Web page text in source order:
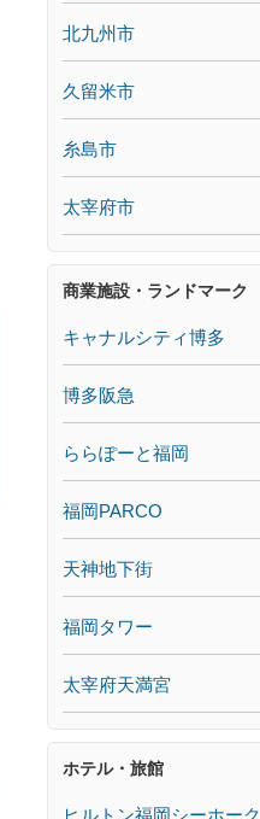
北九州市
久留米市
糸島市
太宰府市
商業施設・ランドマーク
キャナルシティ博多
博多阪急
ららぽーと福岡
福岡PARCO
天神地下街
福岡タワー
太宰府天満宮
ホテル・旅館
ヒルトン福岡シーホーク